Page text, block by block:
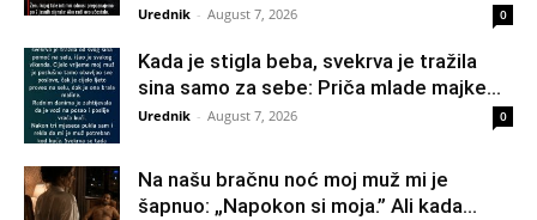
Urednik - August 7, 2026 0
Kada je stigla beba, svekrva je tražila
sina samo za sebe: Priča mlade majke...
Urednik - August 7, 2026 0
Na našu bračnu noć moj muž mi je
šapnuo: „Napokon si moja.” Ali kada...